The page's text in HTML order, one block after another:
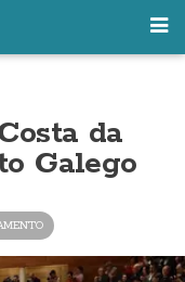
da
Galego